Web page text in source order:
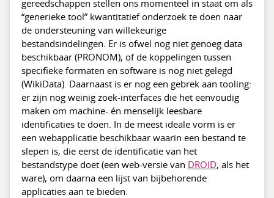
gereedschappen stellen ons momenteel in staat om als
“generieke tool” kwantitatief onderzoek te doen naar
de ondersteuning van willekeurige
bestandsindelingen. Er is ofwel nog niet genoeg data
beschikbaar (PRONOM), of de koppelingen tussen
specifieke formaten en software is nog niet gelegd
(WikiData). Daarnaast is er nog een gebrek aan tooling:
er zijn nog weinig zoek-interfaces die het eenvoudig
maken om machine- én menselijk leesbare
identificaties te doen. In de meest ideale vorm is er
een webapplicatie beschikbaar waarin een bestand te
slepen is, die eerst de identificatie van het
bestandstype doet (een web-versie van DROID, als het
ware), om daarna een lijst van bijbehorende
applicaties aan te bieden.